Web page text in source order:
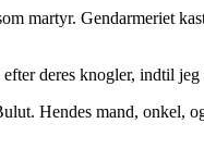
martyr. Gendarmeriet
deres knogler, indtil
Hendes mand,